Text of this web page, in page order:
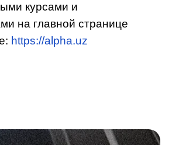
курсами и
на главной странице
https://alpha.uz